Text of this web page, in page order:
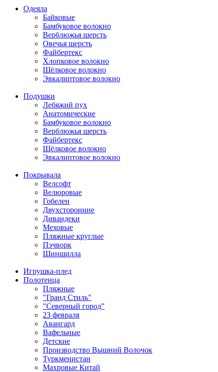
Одеяла
Байковые
Бамбуковое волокно
Верблюжья шерсть
Овечья шерсть
Файбертекс
Хлопковое волокно
Шёлковое волокно
Эвкалиптовое волокно
Подушки
Лебяжий пух
Анатомические
Бамбуковое волокно
Верблюжья шерсть
Файбертекс
Шёлковое волокно
Эвкалиптовое волокно
Покрывала
Велсофт
Велюровые
Гобелен
Двухсторонние
Дивандеки
Меховые
Пляжные круглые
Пэчворк
Шиншилла
Игрушка-плед
Полотенца
Пляжные
"Гранд Стиль"
"Северный город"
23 февраля
Авангард
Вафельные
Детские
Производство Вышний Волочок
Туркменистан
Махровые Китай